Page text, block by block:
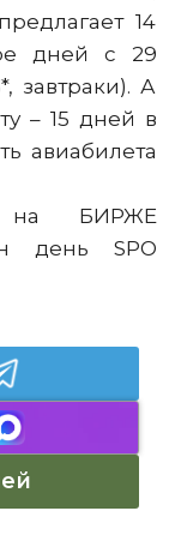
14
дней с 29
завтраки). А
– 15 дней в
авиабилета
на БИРЖЕ
день SPO